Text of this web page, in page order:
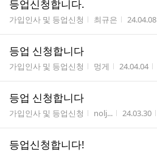
등업신청합니다.
게시판명
가입인사 및 등업신청 작성자
최규은 작성시간
24.04.08
등업 신청합니다
게시판명
가입인사 및 등업신청 작성자
멍게 작성시간
24.04.04
등업 신청합니다
게시판명
가입인사 및 등업신청 작성자
nolj... 작성시간
24.03.30
등업신청합니다!